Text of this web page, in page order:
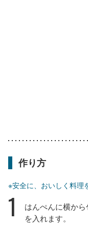
作り方
※安全に、おいしく料理
1
はんぺんに横か
を入れます。